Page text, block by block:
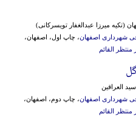
(تکیه میرزا عبدالغفار تویسرکانی)
شهرداری اصفهان، چاپ اول، اصفهان،
منتظر القائم
العراقین
شهرداری اصفهان، چاپ دوم، اصفهان،
منتظر القائم